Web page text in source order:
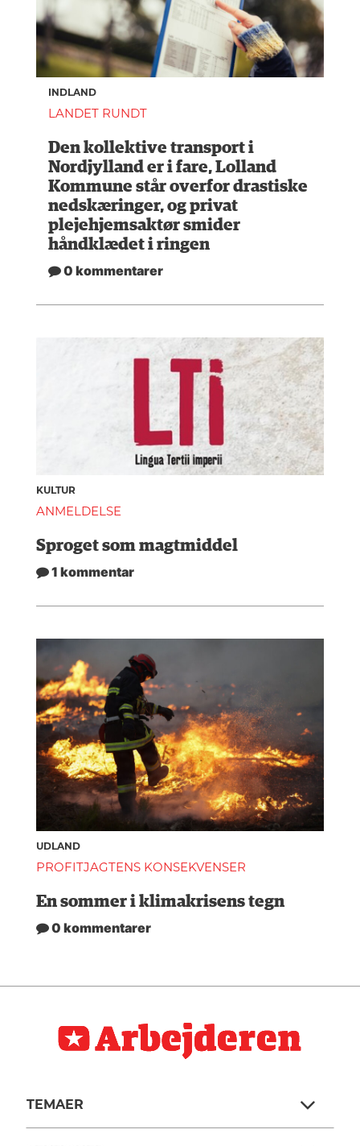
INDLAND
LANDET RUNDT
Den kollektive transport i
Nordjylland er i fare, Lolland
Kommune står overfor drastiske
nedskæringer, og privat
plejehjemsaktør smider
håndklædet i ringen
0 kommentarer
KULTUR
ANMELDELSE
Sproget som magtmiddel
1 kommentar
UDLAND
PROFITJAGTENS KONSEKVENSER
En sommer i klimakrisens tegn
0 kommentarer
TEMAER